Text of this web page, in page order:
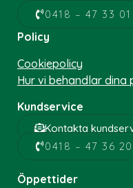
0418 – 47 33 01
Policy
Cookiepolicy
Hur vi behandlar dina
Kundservice
Kontakta
0418 – 47 36 20
Öppettider